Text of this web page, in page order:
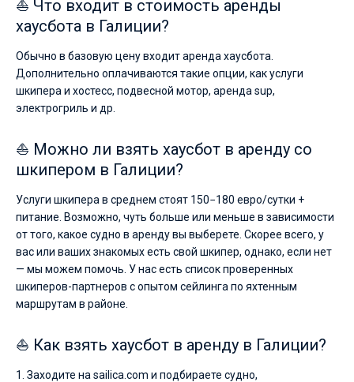
⛵ Что входит в стоимость аренды
хаусбота в Галиции?
Обычно в базовую цену входит аренда хаусбота.
Дополнительно оплачиваются такие опции, как услуги
шкипера и хостесс, подвесной мотор, аренда sup,
электрогриль и др.
⛵ Можно ли взять хаусбот в аренду со
шкипером в Галиции?
Услуги шкипера в среднем стоят 150−180 евро/сутки +
питание. Возможно, чуть больше или меньше в зависимости
от того, какое судно в аренду вы выберете. Скорее всего, у
вас или ваших знакомых есть свой шкипер, однако, если нет
— мы можем помочь. У нас есть список проверенных
шкиперов-партнеров с опытом сейлинга по яхтенным
маршрутам в районе.
⛵ Как взять хаусбот в аренду в Галиции?
1. Заходите на sailica.com и подбираете судно,